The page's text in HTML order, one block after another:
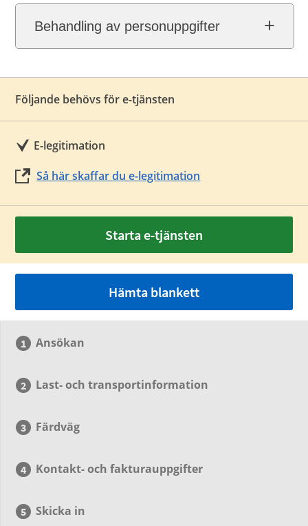
Behandling av personuppgifter
Följande behövs för e-tjänsten
E-legitimation
Så här skaffar du e-legitimation
Starta e-tjänsten
Hämta blankett
Ansökan
Last- och transportinformation
Färdväg
Kontakt- och fakturauppgifter
Skicka in